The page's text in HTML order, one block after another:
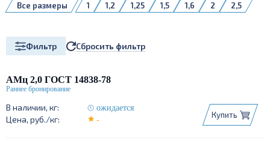
СвАМг3Н
СвАМг5Н
СвАМг61Н
1 1,2 1,25 1,5 1,6 2
2,5
Все размеры
Фильтр Сбросить фильтр
АМц 2,0 ГОСТ 14838-78
ожидается
-
Купить